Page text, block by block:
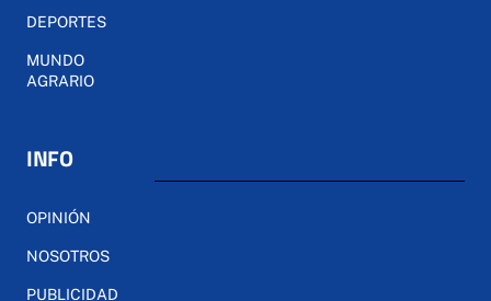
DEPORTES
MUNDO
AGRARIO
INFO
OPINIÓN
NOSOTROS
PUBLICIDAD